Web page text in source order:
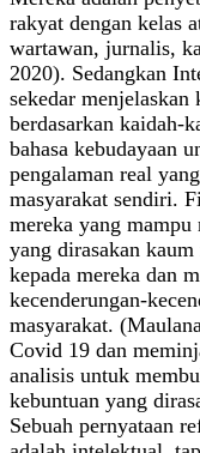
rakyat dengan kelas
wartawan, jurnalis,
2020). Sedangkan
sekedar
berdasarkan kaidah-
bahasa kebudayaan
pengalaman real
masyarakat sendiri.
mereka yang mampu
yang dirasakan
kepada mereka dan
kecenderungan-
masyarakat.
Covid 19 dan
analisis untuk
kebuntuan yang
Sebuah pernyataan